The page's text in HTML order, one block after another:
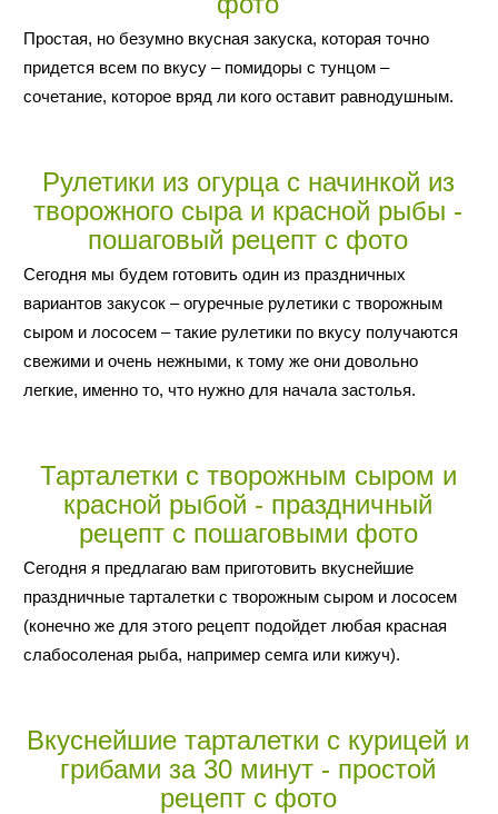
Простая, но безумно вкусная закуска, которая точно
придется всем по вкусу – помидоры с тунцом –
сочетание, которое вряд ли кого оставит равнодушным.
Рулетики из огурца с начинкой из
творожного сыра и красной рыбы -
пошаговый рецепт с фото
Сегодня мы будем готовить один из праздничных
вариантов закусок – огуречные рулетики с творожным
сыром и лососем – такие рулетики по вкусу получаются
свежими и очень нежными, к тому же они довольно
легкие, именно то, что нужно для начала застолья.
Тарталетки с творожным сыром и
красной рыбой - праздничный
рецепт с пошаговыми фото
Сегодня я предлагаю вам приготовить вкуснейшие
праздничные тарталетки с творожным сыром и лососем
(конечно же для этого рецепт подойдет любая красная
слабосоленая рыба, например семга или кижуч).
Вкуснейшие тарталетки с курицей и
грибами за 30 минут - простой
рецепт с фото